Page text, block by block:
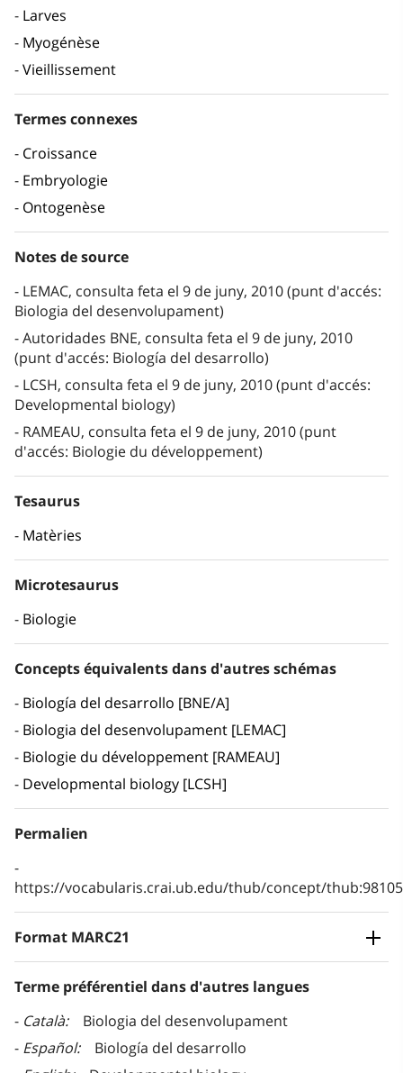
Larves
Myogénèse
Vieillissement
Termes connexes
Croissance
Embryologie
Ontogenèse
Notes de source
LEMAC, consulta feta el 9 de juny, 2010 (punt d'accés:
Biologia del desenvolupament)
Autoridades BNE, consulta feta el 9 de juny, 2010
(punt d'accés: Biología del desarrollo)
LCSH, consulta feta el 9 de juny, 2010 (punt d'accés:
Developmental biology)
RAMEAU, consulta feta el 9 de juny, 2010 (punt
d'accés: Biologie du développement)
Tesaurus
Matèries
Microtesaurus
Biologie
Concepts équivalents dans d'autres schémas
Biología del desarrollo [BNE/A]
Biologia del desenvolupament [LEMAC]
Biologie du développement [RAMEAU]
Developmental biology [LCSH]
Permalien
https://vocabularis.crai.ub.edu/thub/concept/
Format MARC21
Terme préférentiel dans d'autres langues
Català
Biologia del desenvolupament
Español
Biología del desarrollo